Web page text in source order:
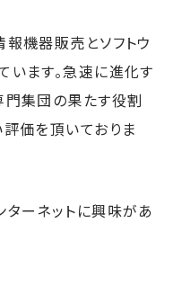
機器販売とソフトウ
います。急速に進化す
門集団の果たす役割
価を頂いておりま
ーネットに興味があ